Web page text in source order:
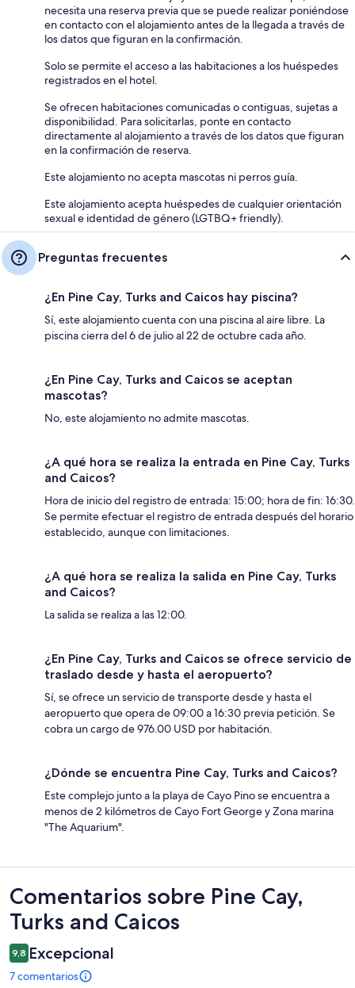
necesita una reserva previa que se puede realizar poniéndose
en contacto con el alojamiento antes de la llegada a través de
los datos que figuran en la confirmación.
Solo se permite el acceso a las habitaciones a los huéspedes
registrados en el hotel.
Se ofrecen habitaciones comunicadas o contiguas, sujetas a
disponibilidad. Para solicitarlas, ponte en contacto
directamente al alojamiento a través de los datos que figuran
en la confirmación de reserva.
Este alojamiento no acepta mascotas ni perros guía.
Este alojamiento acepta huéspedes de cualquier orientación
sexual e identidad de género (LGTBQ+ friendly).
Preguntas frecuentes
¿En Pine Cay, Turks and Caicos hay piscina?
Sí, este alojamiento cuenta con una piscina al aire libre. La
piscina cierra del 6 de julio al 22 de octubre cada año.
¿En Pine Cay, Turks and Caicos se aceptan
mascotas?
No, este alojamiento no admite mascotas.
¿A qué hora se realiza la entrada en Pine Cay, Turks
and Caicos?
Hora de inicio del registro de entrada: 15:00; hora de fin: 16:30.
Se permite efectuar el registro de entrada después del horario
establecido, aunque con limitaciones.
¿A qué hora se realiza la salida en Pine Cay, Turks
and Caicos?
La salida se realiza a las 12:00.
¿En Pine Cay, Turks and Caicos se ofrece servicio de
traslado desde y hasta el aeropuerto?
Sí, se ofrece un servicio de transporte desde y hasta el
aeropuerto que opera de 09:00 a 16:30 previa petición. Se
cobra un cargo de 976.00 USD por habitación.
¿Dónde se encuentra Pine Cay, Turks and Caicos?
Este complejo junto a la playa de Cayo Pino se encuentra a
menos de 2 kilómetros de Cayo Fort George y Zona marina
"The Aquarium".
Comentarios
Comentarios sobre Pine Cay,
Turks and Caicos
9,8 Excepcional
7 comentarios